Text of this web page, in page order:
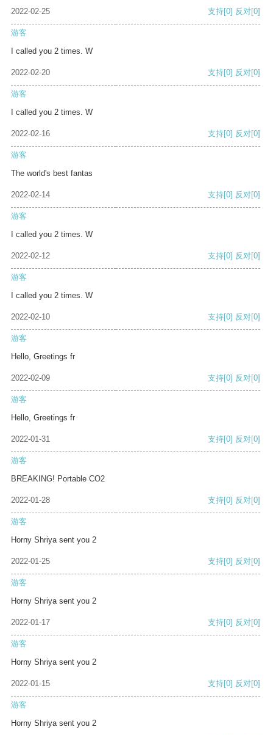
2022-02-25 支持[0] 反对[0]
游客
I called you 2 times. W
2022-02-20 支持[0] 反对[0]
游客
I called you 2 times. W
2022-02-16 支持[0] 反对[0]
游客
The world's best fantas
2022-02-14 支持[0] 反对[0]
游客
I called you 2 times. W
2022-02-12 支持[0] 反对[0]
游客
I called you 2 times. W
2022-02-10 支持[0] 反对[0]
游客
Hello, Greetings fr
2022-02-09 支持[0] 反对[0]
游客
Hello, Greetings fr
2022-01-31 支持[0] 反对[0]
游客
BREAKING! Portable CO2
2022-01-28 支持[0] 反对[0]
游客
Horny Shriya sent you 2
2022-01-25 支持[0] 反对[0]
游客
Horny Shriya sent you 2
2022-01-17 支持[0] 反对[0]
游客
Horny Shriya sent you 2
2022-01-15 支持[0] 反对[0]
游客
Horny Shriya sent you 2